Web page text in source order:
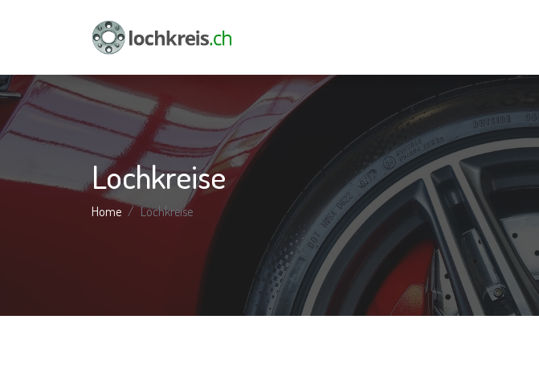
Lochkreise
Home Lochkreise